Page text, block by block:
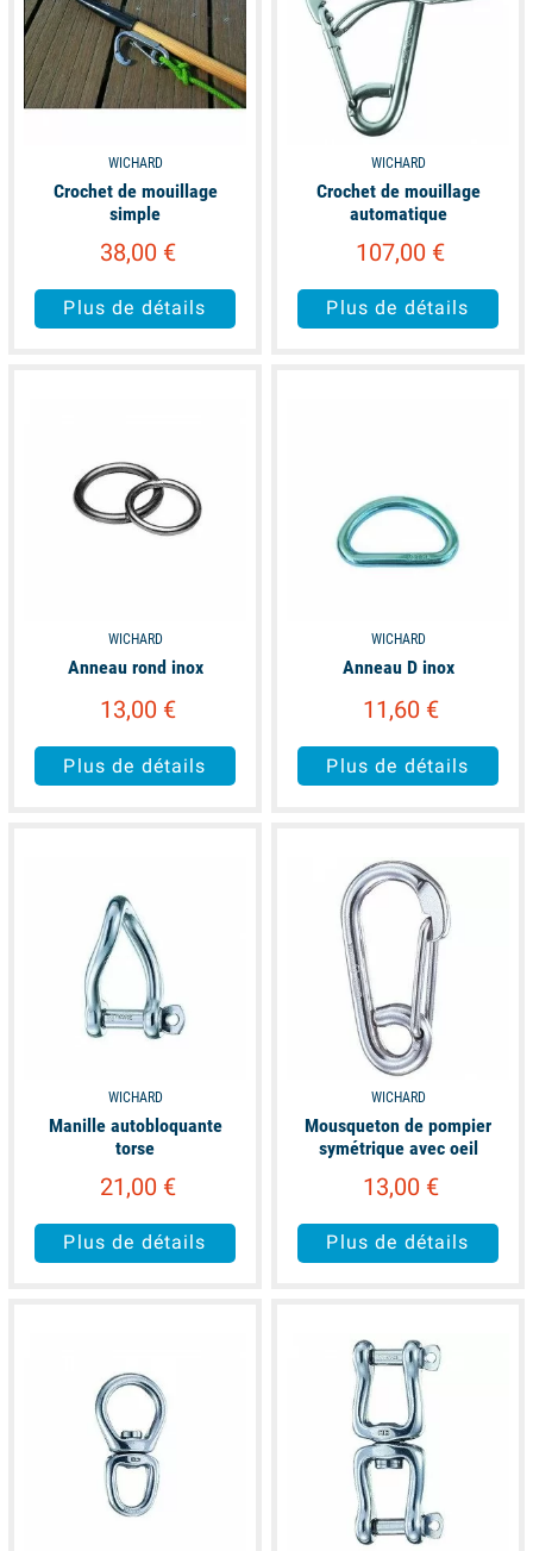
WICHARD
Crochet de mouillage
simple
38,00 €
Plus de détails
WICHARD
Crochet de mouillage
automatique
107,00 €
Plus de détails
WICHARD
Anneau rond inox
13,00 €
Plus de détails
WICHARD
Anneau D inox
11,60 €
Plus de détails
WICHARD
Manille autobloquante
torse
21,00 €
Plus de détails
WICHARD
Mousqueton de pompier
symétrique avec oeil
13,00 €
Plus de détails